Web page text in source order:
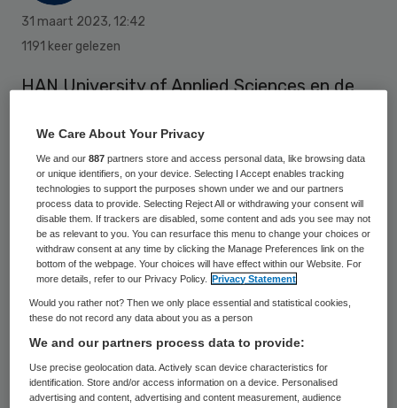
31 maart 2023, 12:42
1191 keer gelezen
HAN University of Applied Sciences en de
digitale innovaties in de revalidatiezorg. Dit
doen zij in het nieuwe dubbellectoraat
digitale transformatie in de revalidatiezorg.
Binnen dit dubbellectoraat doen een lector
uit het gezondheidsdomein en uit het zorg-
economisch domein samen onderzoek naar
technologische en sociale innovatie.
Revalidatie op maat
We Care About Your Privacy
We and our887 partners store and access personal data, like browsing data
or unique identifiers, on your device. Selecting I Accept enables tracking
technologies to support the purposes shown under we and our partners
process data to provide. Selecting Reject All or withdrawing your consent will
disable them. If trackers are disabled, some content and ads you see may not
be as relevant to you. You can resurface this menu to change your choices or
withdraw consent at any time by clicking the Manage Preferences link on the
bottom of the webpage. Your choices will have effect within our Website. For
more details, refer to our Privacy Policy.
Privacy Statement
Would you rather not? Then we only place essential and statistical cookies,
these do not record any data about you as a person
We and our partners process data to provide:
Use precise geolocation data. Actively scan device characteristics for
identification. Store and/or access information on a device. Personalised
advertising and content, advertising and content measurement, audience